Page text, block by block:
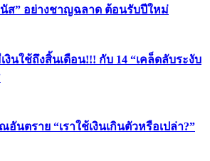
นัส” อย่างชาญฉลาด ต้อนรับปีใหม่
งินใช้ถึงสิ้นเดือน!!! กับ 14 “เคล็ดลับระงับ
นตราย “เราใช้เงินเกินตัวหรือเปล่า?”